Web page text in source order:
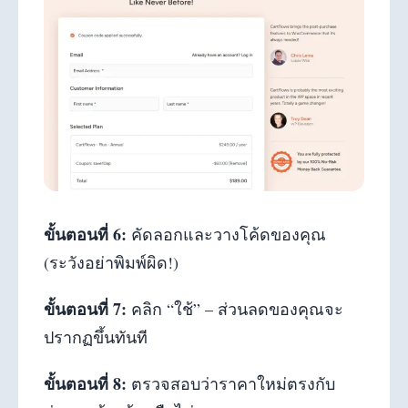
ขั้นตอนที่ 6: คัดลอกและวางโค้ดของคุณ
(ระวังอย่าพิมพ์ผิด!)
ขั้นตอนที่ 7: คลิก “ใช้” – ส่วนลดของคุณจะ
ปรากฏขึ้นทันที
ขั้นตอนที่ 8: ตรวจสอบว่าราคาใหม่ตรงกับ